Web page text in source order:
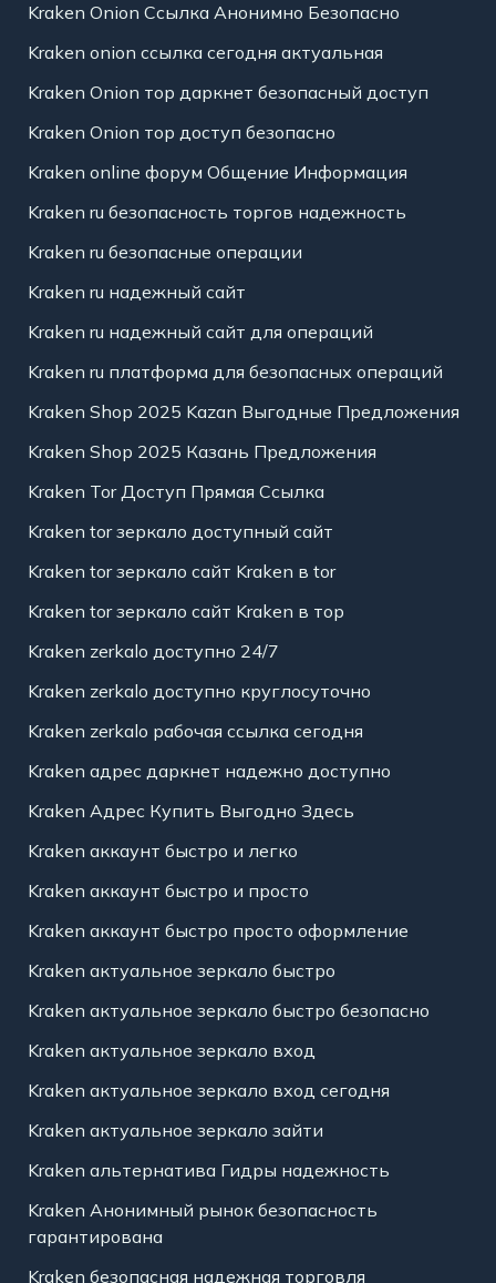
Kraken Onion Ссылка Анонимно Безопасно
Kraken onion ссылка сегодня актуальная
Kraken Onion тор даркнет безопасный доступ
Kraken Onion тор доступ безопасно
Kraken online форум Общение Информация
Kraken ru безопасность торгов надежность
Kraken ru безопасные операции
Kraken ru надежный сайт
Kraken ru надежный сайт для операций
Kraken ru платформа для безопасных операций
Kraken Shop 2025 Kazan Выгодные Предложения
Kraken Shop 2025 Казань Предложения
Kraken Tor Доступ Прямая Ссылка
Kraken tor зеркало доступный сайт
Kraken tor зеркало сайт Kraken в tor
Kraken tor зеркало сайт Kraken в тор
Kraken zerkalo доступно 24/7
Kraken zerkalo доступно круглосуточно
Kraken zerkalo рабочая ссылка сегодня
Kraken адрес даркнет надежно доступно
Kraken Адрес Купить Выгодно Здесь
Kraken аккаунт быстро и легко
Kraken аккаунт быстро и просто
Kraken аккаунт быстро просто оформление
Kraken актуальное зеркало быстро
Kraken актуальное зеркало быстро безопасно
Kraken актуальное зеркало вход
Kraken актуальное зеркало вход сегодня
Kraken актуальное зеркало зайти
Kraken альтернатива Гидры надежность
Kraken Анонимный рынок безопасность
гарантирована
Kraken безопасная надежная торговля